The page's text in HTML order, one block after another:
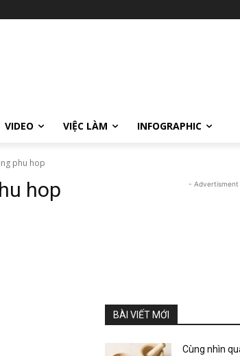
VIDEO VIỆC LÀM INFOGRAPHIC
phu hop
hop - Advertisment
BÀI VIẾT MỚI
Cùng nhìn